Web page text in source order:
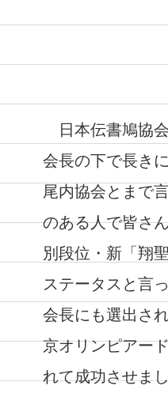
日本伝書鳩協
会長の下で長き
尾内協会とまで
のある人で皆さ
別段位・新「翔
ステータスと言
会長にも選出さ
京オリンピアー
れて成功させま